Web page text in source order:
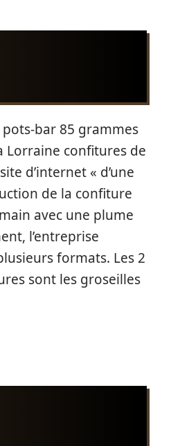
bar 85 grammes
Lorraine confitures de
d’internet « d’une
de la confiture
avec une plume
l’entreprise
formats. Les 2
sont les groseilles